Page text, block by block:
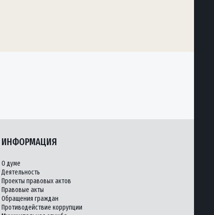
ИНФОРМАЦИЯ
О думе
Деятельность
Проекты правовых актов
Правовые акты
Обращения граждан
Противодействие коррупции